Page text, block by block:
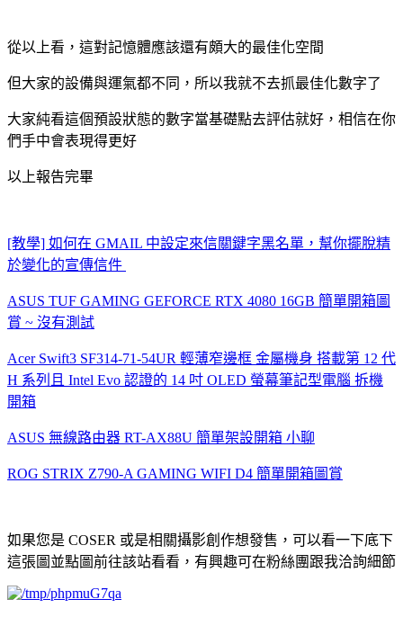
從以上看，這對記憶體應該還有頗大的最佳化空間
但大家的設備與運氣都不同，所以我就不去抓最佳化數字了
大家純看這個預設狀態的數字當基礎點去評估就好，相信在你
們手中會表現得更好
以上報告完畢
[教學] 如何在 GMAIL 中設定來信關鍵字黑名單，幫你擺脫精
於變化的宣傳信件
ASUS TUF GAMING GEFORCE RTX 4080 16GB 簡單開箱圖
賞 ~ 沒有測試
Acer Swift3 SF314-71-54UR 輕薄窄邊框 金屬機身 搭載第 12 代
H 系列且 Intel Evo 認證的 14 吋 OLED 螢幕筆記型電腦 拆機
開箱
ASUS 無線路由器 RT-AX88U 簡單架設開箱 小聊
ROG STRIX Z790-A GAMING WIFI D4 簡單開箱圖賞
如果您是 COSER 或是相關攝影創作想發售，可以看一下底下
這張圖並點圖前往該站看看，有興趣可在粉絲團跟我洽詢細節